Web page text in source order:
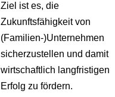
Ziel ist es, die
Zukunftsfähigkeit von
(Familien-)Unternehmen
sicherzustellen und damit
wirtschaftlich langfristigen
Erfolg zu fördern.